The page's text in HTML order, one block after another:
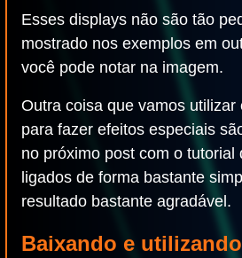
Esses displays não são tão
mostrado nos exemplos em
você pode notar na imagem.
Outra coisa que vamos utilizar
para fazer efeitos especiais
no próximo post com o tutorial
ligados de forma bastante
resultado bastante agradável.
Baixando e